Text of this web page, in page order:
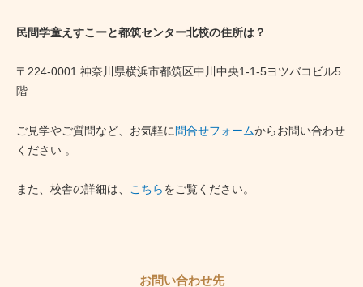
民間学童えすこーと都筑センター北校の住所は？
〒224-0001 神奈川県横浜市都筑区中川中央1-1-5ヨツバコビル5
階
ご見学やご質問など、お気軽に問合せフォームからお問い合わせ
ください 。
また、校舎の詳細は、 こちらをご覧ください。
お問い合わせ先